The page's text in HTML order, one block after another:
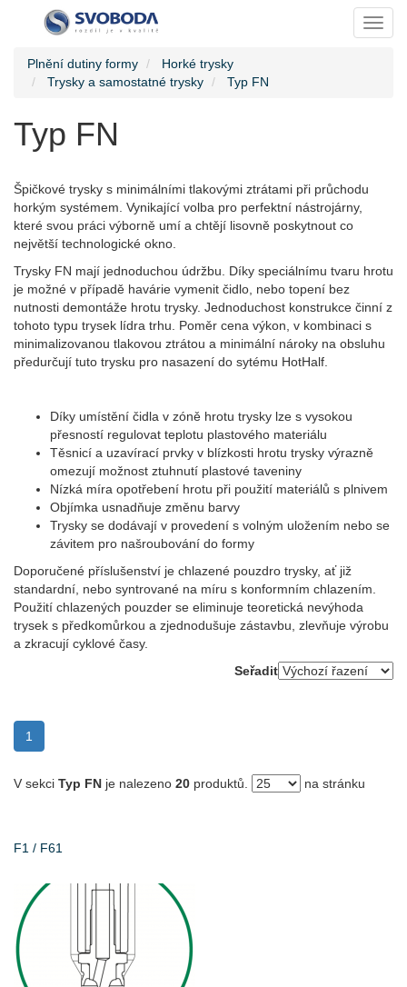
Plnění dutiny formy
Horké trysky
Trysky a samostatné trysky
Typ FN
Typ FN
Špičkové trysky s minimálními tlakovými ztrátami při průchodu
horkým systémem. Vynikající volba pro perfektní nástrojárny,
které svou práci výborně umí a chtějí lisovně poskytnout co
největší technologické okno.
Trysky FN mají jednoduchou údržbu. Díky speciálnímu tvaru hrotu
je možné v případě havárie vymenit čidlo, nebo topení bez
nutnosti demontáže hrotu trysky. Jednoduchost konstrukce činní z
tohoto typu trysek lídra trhu. Poměr cena výkon, v kombinaci s
minimalizovanou tlakovou ztrátou a minimální nároky na obsluhu
předurčují tuto trysku pro nasazení do sytému HotHalf.
Díky umístění čidla v zóně hrotu trysky lze s vysokou
přesností regulovat teplotu plastového materiálu
Těsnicí a uzavírací prvky v blízkosti hrotu trysky výrazně
omezují možnost ztuhnutí plastové taveniny
Nízká míra opotřebení hrotu při použití materiálů s plnivem
Objímka usnadňuje změnu barvy
Trysky se dodávají v provedení s volným uložením nebo se
závitem pro našroubování do formy
Doporučené příslušenství je chlazené pouzdro trysky, ať již
standardní, nebo syntrované na míru s konformním chlazením.
Použití chlazených pouzder se eliminuje teoretická nevýhoda
trysek s předkomůrkou a zjednodušuje zástavbu, zlevňuje výrobu
a zkracují cyklové časy.
Seřadit
1
V sekci Typ FN je nalezeno 20 produktů. na stránku
F1 / F61